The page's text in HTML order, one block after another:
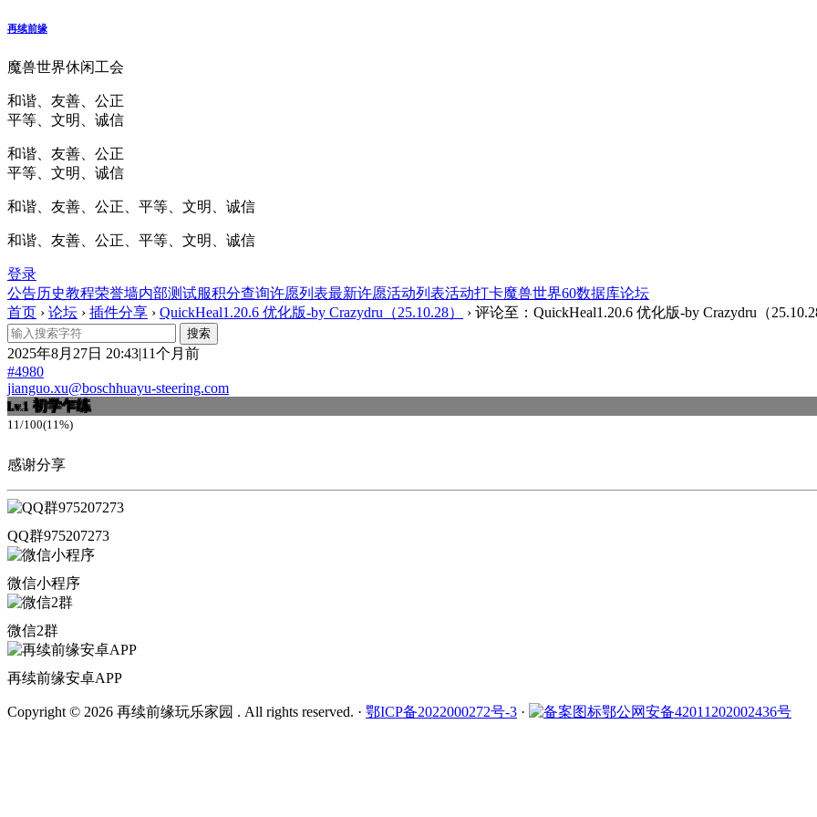
再续前缘
魔兽世界休闲工会
和谐、友善、公正
平等、文明、诚信
和谐、友善、公正
平等、文明、诚信
和谐、友善、公正、平等、文明、诚信
和谐、友善、公正、平等、文明、诚信
登录
公告历史教程荣誉墙内部测试服积分查询许愿列表最新许愿活动列表活动打卡魔兽世界60数据库论坛
首页 › 论坛 › 插件分享 › QuickHeal1.20.6 优化版-by Crazydru（25.10.28） › 评论至：QuickHeal1.20.6 优化版-by Crazydru（
2025年8月27日 20:43|11个月前
#4980
jianguo.xu@boschhuayu-steering.com
Lv.1 初学乍练
11/100(11%)
感谢分享
QQ群975207273
微信小程序
微信2群
再续前缘安卓APP
Copyright © 2026 再续前缘玩乐家园 . All rights reserved. · 鄂ICP备2022000272号-3 · 鄂公网安备42011202002436号